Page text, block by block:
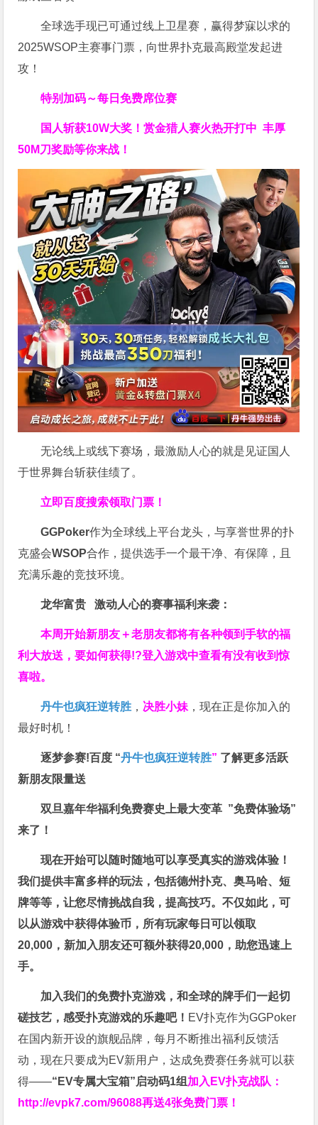
全球选手现已可通过线上卫星赛，赢得梦寐以求的
2025WSOP主赛事门票，向世界扑克最高殿堂发起进
攻！
特别加码～每日免费席位赛
国人斩获10W大奖！赏金猎人赛火热开打中 丰厚
50M刀奖励等你来战！
无论线上或线下赛场，最激励人心的就是见证国人
于世界舞台斩获佳绩了。
立即百度搜索领取门票！
GGPoker作为全球线上平台龙头，与享誉世界的扑
克盛会WSOP合作，提供选手一个最干净、有保障，且
充满乐趣的竞技环境。
龙华富贵 激动人心的赛事福利来袭：
本周开始新朋友＋老朋友都将有各种领到手软的福
利大放送，要如何获得!?登入游戏中查看有没有收到惊
喜啦。
丹牛也疯狂逆转胜 ， 决胜小妹 ，现在正是你加入的
最好时机！
逐梦参赛!百度 “丹牛也疯狂逆转胜” 了解更多活跃
新朋友限量送
双旦嘉年华福利免费赛史上最大变革 ”免费体验场”
来了！
现在开始可以随时随地可以享受真实的游戏体验！
我们提供丰富多样的玩法，包括德州扑克、奥马哈、短
牌等等，让您尽情挑战自我，提高技巧。不仅如此，可
以从游戏中获得体验币，所有玩家每日可以领取
20,000，新加入朋友还可额外获得20,000，助您迅速上
手。
加入我们的免费扑克游戏，和全球的牌手们一起切
磋技艺，感受扑克游戏的乐趣吧！ EV扑克作为GGPoker
在国内新开设的旗舰品牌，每月不断推出福利反馈活
动，现在只要成为EV新用户，达成免费赛任务就可以获
得——“EV专属大宝箱”启动码1组 加入EV扑克战队：
http://evpk7.com/96088再送4张免费门票！